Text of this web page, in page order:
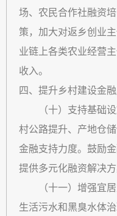
场、农民合作社融资
策，加大对返乡创业
业链上各类农业经营
收入。
四、提升乡村建设金
（十）支持基础设
村公路提升、产地仓
金融支持力度。鼓励
提供多元化融资解决
（十一）增强宜居
生活污水和黑臭水体